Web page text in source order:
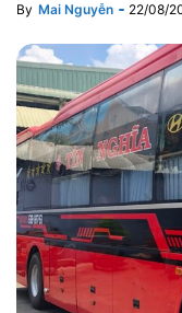
By Mai Nguyễn 22/08/